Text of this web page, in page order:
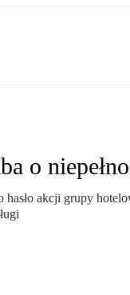
o
akcji grupy